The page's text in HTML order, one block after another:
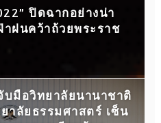
ปิดฉากอย่างน่า
ฝนคว้าถ้วยพระราช
บมือวิทยาลัยนานาชาติ
าลัยธรรมศาสตร์ เซ็น